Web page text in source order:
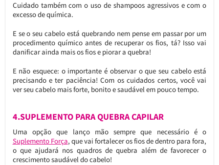
Cuidado também com o uso de shampoos agressivos e com o
excesso de química.
E se o seu cabelo está quebrando nem pense em passar por um
procedimento químico antes de recuperar os fios, tá? Isso vai
danificar ainda mais os fios e piorar a quebra!
E não esquece: o importante é observar o que seu cabelo está
precisando e ter paciência! Com os cuidados certos, você vai
ver seu cabelo mais forte, bonito e saudável em pouco tempo.
4.SUPLEMENTO PARA QUEBRA CAPILAR
Uma opção que lanço mão sempre que necessário é o
Suplemento Força, que vai fortalecer os fios de dentro para fora,
o que ajudará nos quadros de quebra além de favorecer o
crescimento saudável do cabelo!